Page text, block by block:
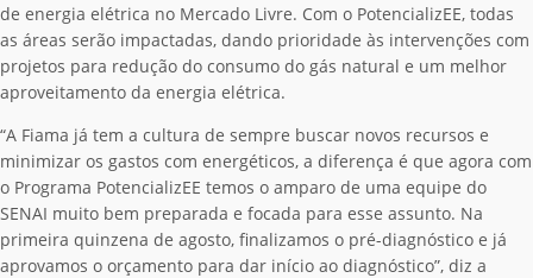
de energia elétrica no Mercado Livre. Com o PotencializEE, todas
as áreas serão impactadas, dando prioridade às intervenções com
projetos para redução do consumo do gás natural e um melhor
aproveitamento da energia elétrica.
“A Fiama já tem a cultura de sempre buscar novos recursos e
minimizar os gastos com energéticos, a diferença é que agora com
o Programa PotencializEE temos o amparo de uma equipe do
SENAI muito bem preparada e focada para esse assunto. Na
primeira quinzena de agosto, finalizamos o pré-diagnóstico e já
aprovamos o orçamento para dar início ao diagnóstico”, diz a